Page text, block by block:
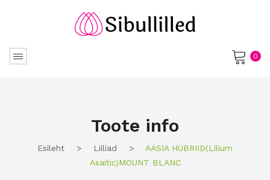
0
Toote info
Esileht > Liiliad >
AASIA HÜBRIID(lilium
Asaitic)MOUNT BLANC